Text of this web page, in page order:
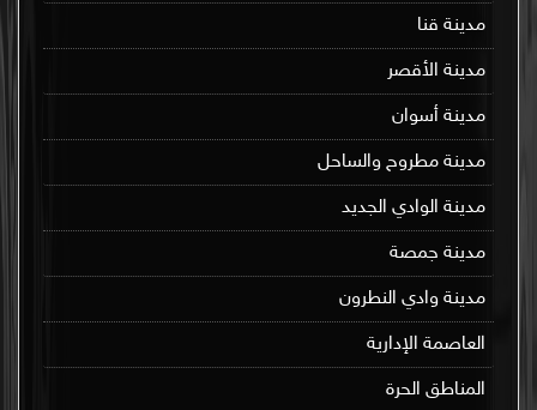
مدينة قنا
مدينة الأقصر
مدينة أسوان
مدينة مطروح والساحل
مدينة الوادي الجديد
مدينة جمصة
مدينة وادي النطرون
العاصمة الإدارية
المناطق الحرة